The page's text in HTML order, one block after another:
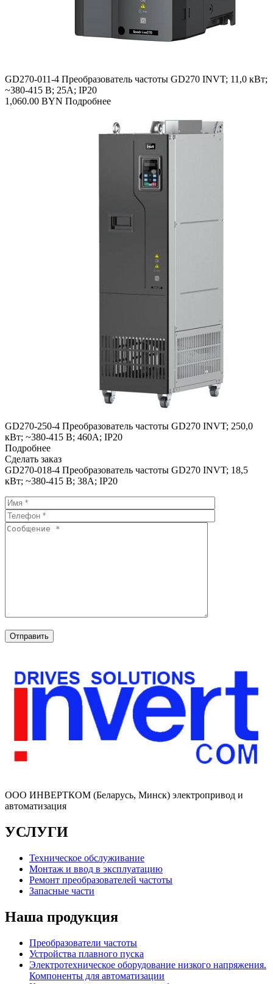
GD270-011-4 Преобразователь частоты GD270 INVT; 11,0 кВт;
~380-415 В; 25А; IP20
1,060.00 BYN Подробнее
GD270-250-4 Преобразователь частоты GD270 INVT; 250,0
кВт; ~380-415 В; 460А; IP20
Подробнее
Сделать заказ
GD270-018-4 Преобразователь частоты GD270 INVT; 18,5
кВт; ~380-415 В; 38А; IP20
ООО ИНВЕРТКОМ (Беларусь, Минск) электропривод и
автоматизация
УСЛУГИ
Техническое обслуживание
Монтаж и ввод в эксплуатацию
Ремонт преобразователей частоты
Запасные части
Наша продукция
Преобразователи частоты
Устройства плавного пуска
Электротехническое оборудование низкого напряжения.
Компоненты для автоматизации